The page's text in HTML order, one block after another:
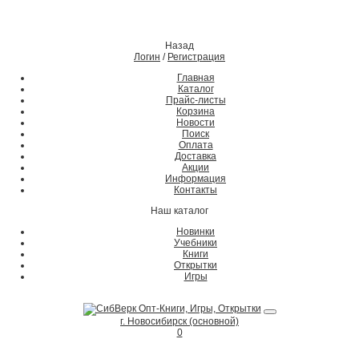
Назад
Логин / Регистрация
Главная
Каталог
Прайс-листы
Корзина
Новости
Поиск
Оплата
Доставка
Акции
Информация
Контакты
Наш каталог
Новинки
Учебники
Книги
Открытки
Игры
г. Новосибирск (основной)
0